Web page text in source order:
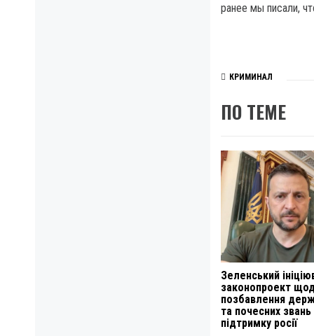
ранее мы писали,
КРИМИНАЛ
ПО ТЕМЕ
Зеленський
законопроект
позбавлення
та почесних звань
підтримку росії